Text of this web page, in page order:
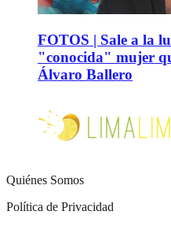
FOTOS | Sale a la
"conocida" mujer
Álvaro Ballero
Quiénes Somos
Política de Privacidad